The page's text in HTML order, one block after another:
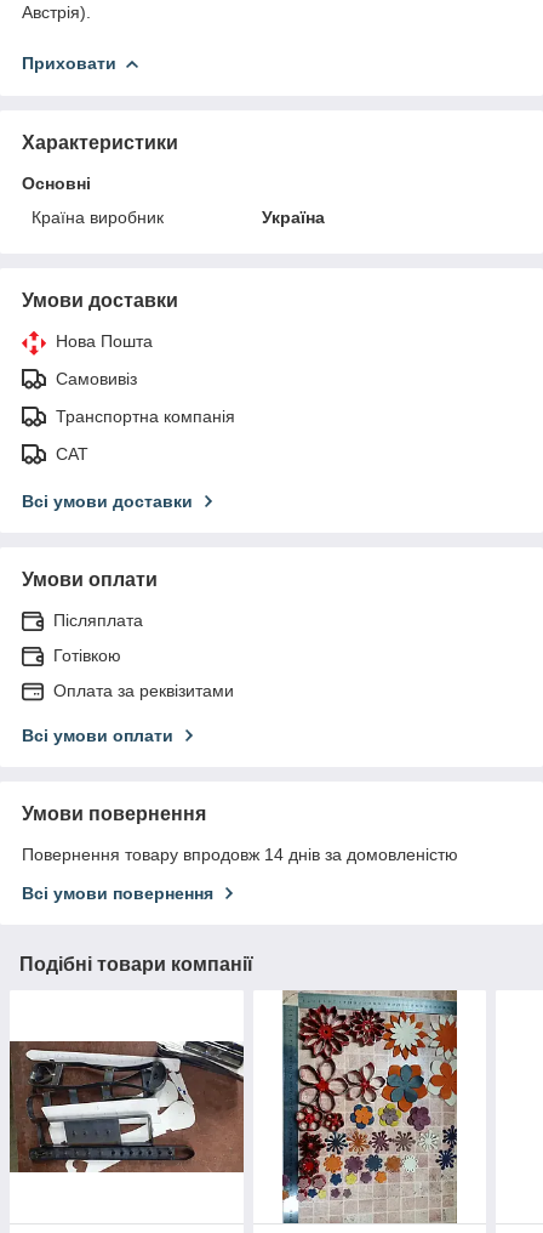
Австрія).
Приховати
Характеристики
Основні
Країна виробник
Україна
Умови доставки
Нова Пошта
Самовивіз
Транспортна компанія
САТ
Всі умови доставки
Умови оплати
Післяплата
Готівкою
Оплата за реквізитами
Всі умови оплати
Умови повернення
Повернення товару впродовж 14 днів за домовленістю
Всі умови повернення
Подібні товари компанії